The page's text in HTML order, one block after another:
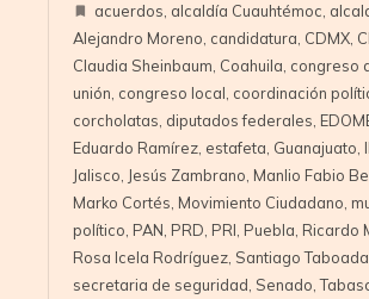
acuerdos alcaldía Cuauhtémoc
Alejandro Moreno candidatura CDMX
Claudia Sheinbaum Coahuila congreso
unión congreso local coordinación
corcholatas diputados federales
Eduardo Ramírez estafeta Guanajuato
Jalisco Jesús Zambrano Manlio Fabio
Marko Cortés Movimiento Ciudadano
político PAN PRD PRI Puebla Ricardo
Rosa Icela Rodríguez Santiago Taboada
secretaria de seguridad Senado ,